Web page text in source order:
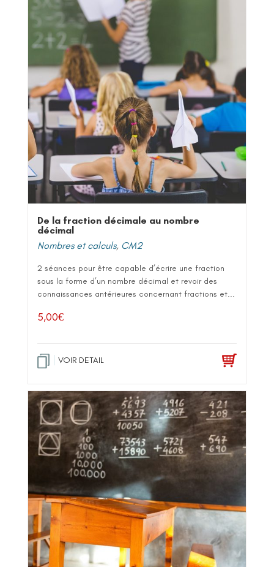
De la fraction décimale au nombre
décimal
Nombres et calculs, CM2
2 séances pour être capable d’écrire une fraction
sous la forme d’un nombre décimal et revoir des
connaissances antérieures concernant fractions et...
5,00€
VOIR DETAIL